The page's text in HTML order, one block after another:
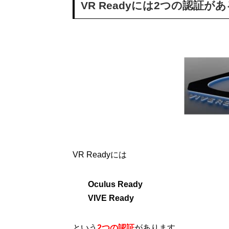
VR Readyには2つの認証があ
VR Readyには
Oculus Ready
VIVE Ready